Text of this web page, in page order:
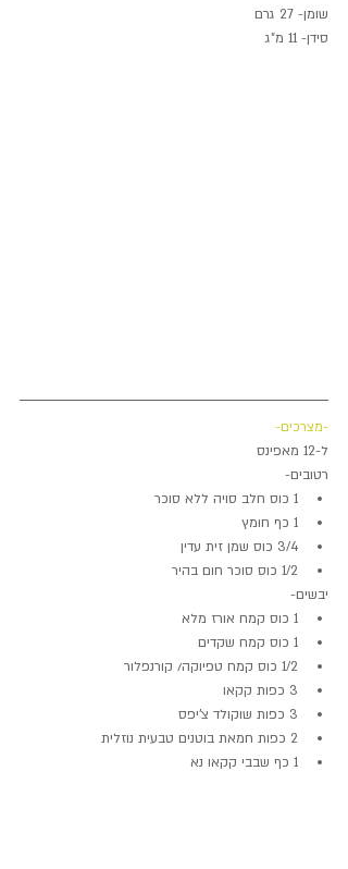
שומן- 27 גרם
סידן- 11 מ"ג
-מצרכים-
ל-12 מאפינס
רטובים-
1 כוס חלב סויה ללא סוכר
1 כף חומץ
3/4 כוס שמן זית עדין
1/2 כוס סוכר חום בהיר
יבשים-
1 כוס קמח אורז מלא
1 כוס קמח שקדים
1/2 כוס קמח טפיוקה/ קורנפלור
3 כפות קקאו
3 כפות שוקולד צ'יפס
2 כפות חמאת בוטנים טבעית נוזלית
1 כף שבבי קקאו נא